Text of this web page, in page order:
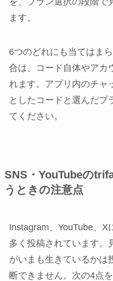
ます。
6つのどれにも当てはま
合は、コード自体やアカ
れます。アプリ内のチャ
としたコードと選んだプ
てください。
SNS・YouTubeの
うときの注意点
Instagram、YouTube、X
多く投稿されています。
がいまも生きているかは
断できません。次の4点